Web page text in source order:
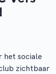
het sociale
zichtbaar